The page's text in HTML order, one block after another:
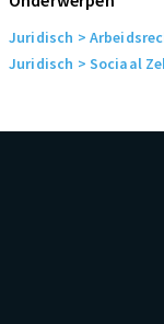
Juridisch >
Juridisch > Sociaal